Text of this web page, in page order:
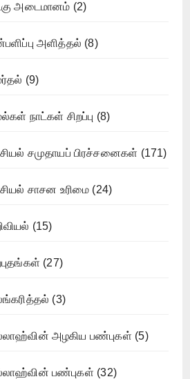
அடைமானம் (2)
அளித்தல் (8)
(9)
நாட்கள் சிறப்பு (8)
சமுதாயப் பிரச்சனைகள் (171)
சாசன உரிமை (24)
(15)
(27)
(3)
அழகிய பண்புகள் (5)
பண்புகள் (32)